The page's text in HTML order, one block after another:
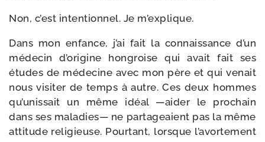
Non, c’est inten­tion­nel. Je m’explique.
Dans mon enfance, j’ai fait la connais­sance d’un
méde­cin d’origine hon­groise qui avait fait ses
études de méde­cine avec mon père et qui venait
nous visi­ter de temps à autre. Ces deux hommes
qu’unissait un même idéal —aider le pro­chain
dans ses mala­dies— ne par­ta­geaient pas la même
atti­tude reli­gieuse. Pourtant, lorsque l’avortement